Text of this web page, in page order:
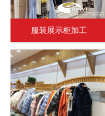
服装展示柜加工